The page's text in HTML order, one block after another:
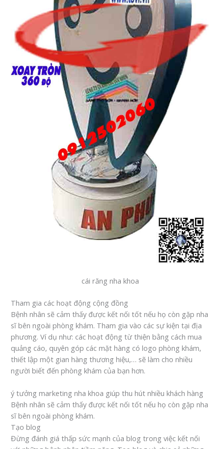
cái răng nha khoa
Tham gia các hoạt động cộng đồng
Bệnh nhân sẽ cảm thấy được kết nối tốt nếu họ còn gặp nha
sĩ bên ngoài phòng khám. Tham gia vào các sự kiện tại địa
phương. Ví dụ như: các hoạt động từ thiện bằng cách mua
quảng cáo, quyên góp các mặt hàng có logo phòng khám,
thiết lập một gian hàng thương hiệu,… sẽ làm cho nhiều
người biết đến phòng khám của bạn hơn.
ý tưởng marketing nha khoa giúp thu hút nhiều khách hàng
Bệnh nhân sẽ cảm thấy được kết nối tốt nếu họ còn gặp nha
sĩ bên ngoài phòng khám.
Tạo blog
Đừng đánh giá thấp sức mạnh của blog trong việc kết nối